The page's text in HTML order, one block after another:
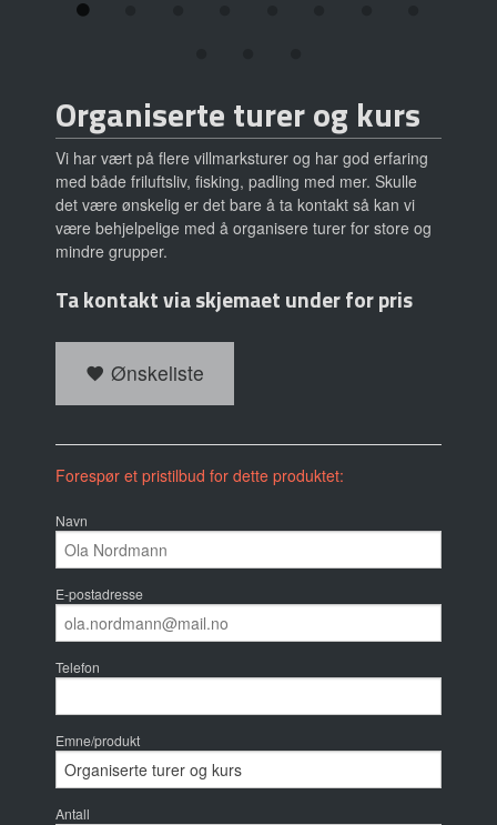
Organiserte turer og kurs
Vi har vært på flere villmarksturer og har god erfaring
med både friluftsliv, fisking, padling med mer. Skulle
det være ønskelig er det bare å ta kontakt så kan vi
være behjelpelige med å organisere turer for store og
mindre grupper.
Ta kontakt via skjemaet under for pris
Ønskeliste
Forespør et pristilbud for dette produktet:
Navn
E-postadresse
Telefon
Emne/produkt
Antall